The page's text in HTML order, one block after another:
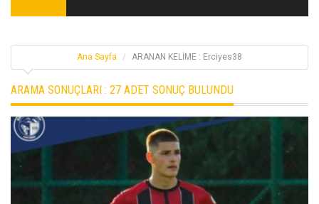
Ana Sayfa ARANAN KELİME : Erciyes38
ARAMA SONUÇLARI : 27 ADET SONUÇ BULUNDU